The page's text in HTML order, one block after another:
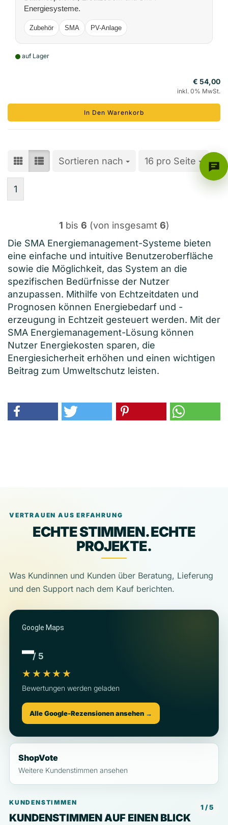
Energiesysteme.
Zubehör SMA PV-Anlage
auf Lager
€ 54,00
inkl. 0% MwSt.
In Den Warenkorb
Sortieren nach
Sortieren nach 16 pro Seite
pro Seite
1
1 bis 6 (von insgesamt 6)
Die SMA Energiemanagement-Systeme bieten
eine einfache und intuitive Benutzeroberfläche
sowie die Möglichkeit, das System an die
spezifischen Bedürfnisse der Nutzer
anzupassen. Mithilfe von Echtzeitdaten und
Prognosen können Energiebedarf und -
erzeugung in Echtzeit gesteuert werden. Mit der
SMA Energiemanagement-Lösung können
Nutzer Energiekosten sparen, die
Energiesicherheit erhöhen und einen wichtigen
Beitrag zum Umweltschutz leisten.
VERTRAUEN AUS ERFAHRUNG
ECHTE STIMMEN. ECHTE
PROJEKTE.
Was Kundinnen und Kunden über Beratung, Lieferung
und den Support nach dem Kauf berichten.
Google Maps
–/ 5
★★★★★
Bewertungen werden geladen
Alle Google-Rezensionen ansehen →
ShopVote
Weitere Kundenstimmen ansehen
KUNDENSTIMMEN
KUNDENSTIMMEN AUF EINEN BLICK
1 / 5